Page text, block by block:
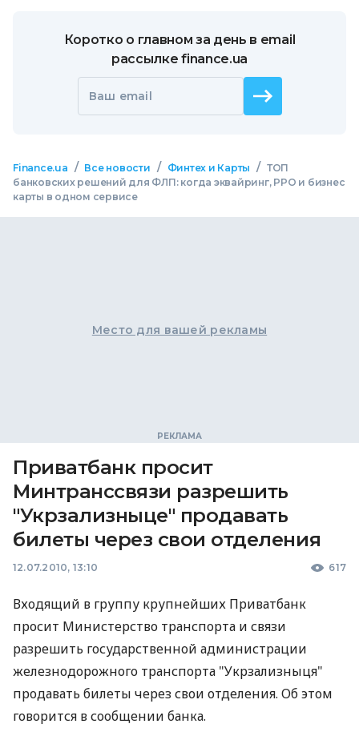
Коротко о главном за день в email
рассылке finance.ua
Ваш email
Finance.ua / Все новости / Финтех и Карты / ТОП
банковских решений для ФЛП: когда эквайринг, РРО и бизнес
карты в одном сервисе
Место для вашей рекламы
Приватбанк просит
Минтранссвязи разрешить
"Укрзализныце" продавать
билеты через свои отделения
12.07.2010, 13:10 617
Входящий в группу крупнейших Приватбанк
просит Министерство транспорта и связи
разрешить государственной администрации
железнодорожного транспорта "Укрзализныця"
продавать билеты через свои отделения. Об этом
говорится в сообщении банка.